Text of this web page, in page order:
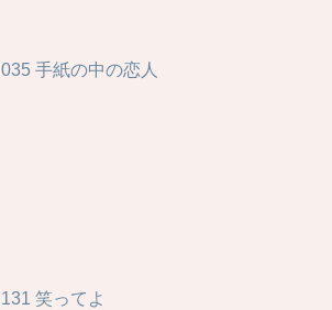
035 手紙の中の恋人
131 笑ってよ